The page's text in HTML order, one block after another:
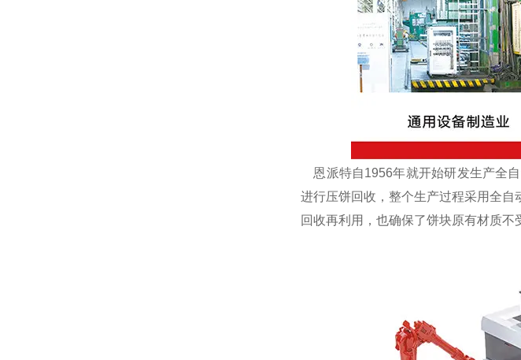
恩派特自1956年就开始研发生产全
进行压饼回收，整个生产过程采用全
回收再利用，也确保了饼块原有材质不